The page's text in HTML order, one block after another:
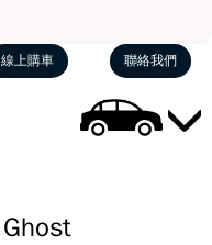
線上購車 聯絡我們